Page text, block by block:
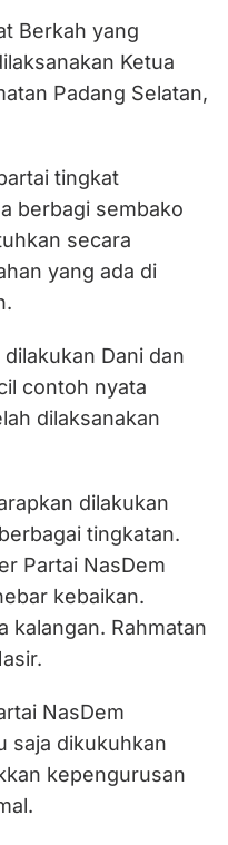
Berkah yang
Ketua
Padang Selatan,
tingkat
berbagi sembako
secara
yang ada di
Dani dan
contoh nyata
dilaksanakan
dilakukan
tingkatan.
Partai NasDem
kebaikan.
kalangan. Rahmatan
NasDem
saja dikukuhkan
kepengurusan